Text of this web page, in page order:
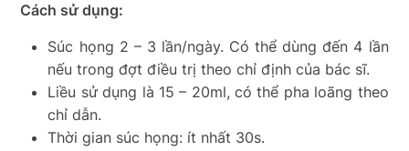
Cách sử dụng:
Súc họng 2 – 3 lần/ngày. Có thể dùng đến 4 lần
nếu trong đợt điều trị theo chỉ định của bác sĩ.
Liều sử dụng là 15 – 20ml, có thể pha loãng theo
chỉ dẫn.
Thời gian súc họng: ít nhất 30s.